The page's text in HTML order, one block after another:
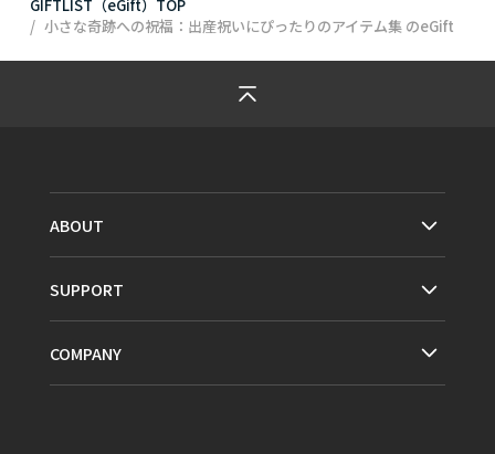
GIFTLIST（eGift）TOP
小さな奇跡への祝福：出産祝いにぴったりのアイテム集のeGift
ABOUT
SUPPORT
COMPANY